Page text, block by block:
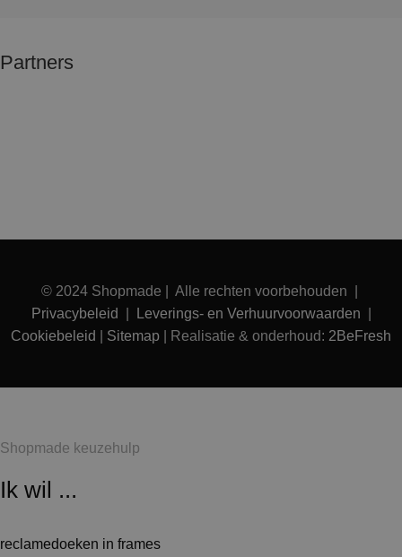
Partners
© 2024 Shopmade | Alle rechten voorbehouden |
Privacybeleid
Leverings- en Verhuurvoorwaarden
Cookiebeleid
Sitemap | Realisatie & onderhoud: 2BeFresh
Shopmade keuzehulp
Ik wil ...
reclamedoeken in frames